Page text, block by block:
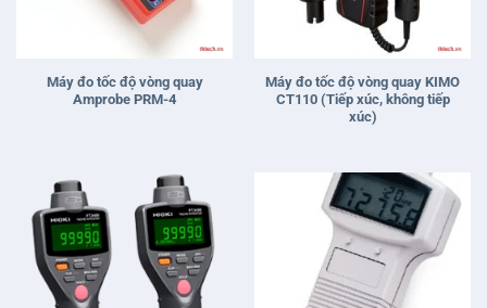
Máy đo tốc độ vòng quay
Amprobe PRM-4
Máy đo tốc độ vòng quay KIMO
CT110 (Tiếp xúc, không tiếp
xúc)